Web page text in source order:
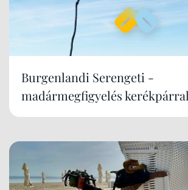
Burgenlandi Serengeti -
madármegfigyelés kerékpárral